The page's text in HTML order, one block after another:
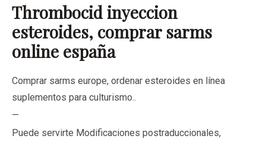
Thrombocid inyeccion
esteroides, comprar sarms
online españa
Comprar sarms europe, ordenar esteroides en línea
suplementos para culturismo..
—
Puede servirte Modificaciones postraduccionales,